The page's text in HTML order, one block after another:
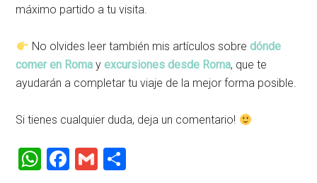
máximo partido a tu visita.
No olvides leer también mis artículos sobre dónde
comer en Roma yexcursiones desde Roma, que te
ayudarán a completar tu viaje de la mejor forma posible.
Si tienes cualquier duda, deja un comentario!
WhatsApp
Facebook
Gmail